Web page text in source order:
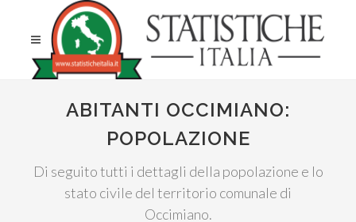
ABITANTI OCCIMIANO:
POPOLAZIONE
Di seguito tutti i dettagli della popolazione e lo
stato civile del territorio comunale di
Occimiano.